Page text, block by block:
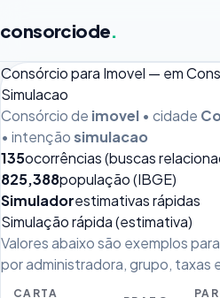
consorciode.
Consórcio para Imovel — em
Simulacao
Consórcio de imovel • cidade
• intençãosimulacao
135ocorrências (buscas
825,388população (IBGE)
Simuladorestimativas rápidas
Simulação rápida (estimativa)
Valores abaixo são exemplos
por administradora, grupo, taxas
CARTA